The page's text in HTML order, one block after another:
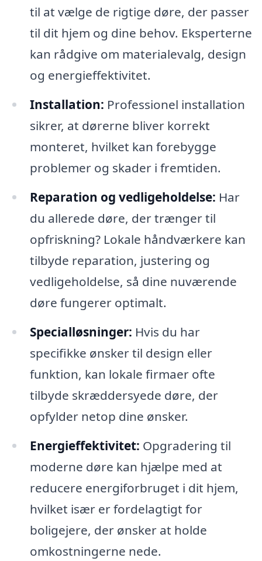
til at vælge de rigtige døre, der passer
til dit hjem og dine behov. Eksperterne
kan rådgive om materialevalg, design
og energieffektivitet.
Installation: Professionel installation
sikrer, at dørerne bliver korrekt
monteret, hvilket kan forebygge
problemer og skader i fremtiden.
Reparation og vedligeholdelse: Har
du allerede døre, der trænger til
opfriskning? Lokale håndværkere kan
tilbyde reparation, justering og
vedligeholdelse, så dine nuværende
døre fungerer optimalt.
Specialløsninger: Hvis du har
specifikke ønsker til design eller
funktion, kan lokale firmaer ofte
tilbyde skræddersyede døre, der
opfylder netop dine ønsker.
Energieffektivitet: Opgradering til
moderne døre kan hjælpe med at
reducere energiforbruget i dit hjem,
hvilket især er fordelagtigt for
boligejere, der ønsker at holde
omkostningerne nede.